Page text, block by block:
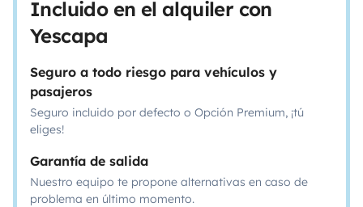
Incluido en el alquiler con
Yescapa
Seguro a todo riesgo para vehículos y
pasajeros
Seguro incluido por defecto o Opción Premium, ¡tú
eliges!
Garantía de salida
Nuestro equipo te propone alternativas en caso de
problema en último momento.